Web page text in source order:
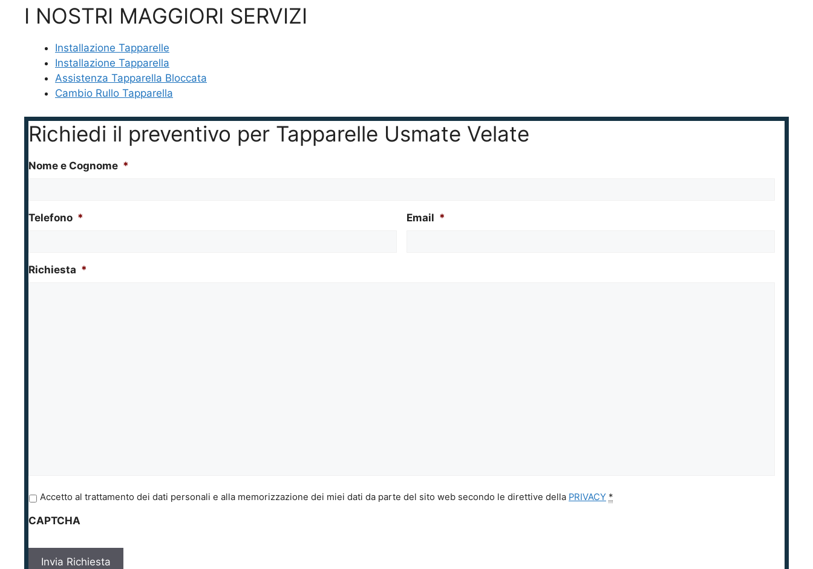
I NOSTRI MAGGIORI SERVIZI
Installazione Tapparelle
Installazione Tapparella
Assistenza Tapparella Bloccata
Cambio Rullo Tapparella
Richiedi il preventivo per Tapparelle Usmate Velate
Nome e Cognome *
Telefono * Email *
Richiesta *
P
i
a
Accetto al trattamento dei dati personali e alla memorizzazione dei miei dati da parte del sito web secondo le direttive della PRIVACY *
CAPTCHA